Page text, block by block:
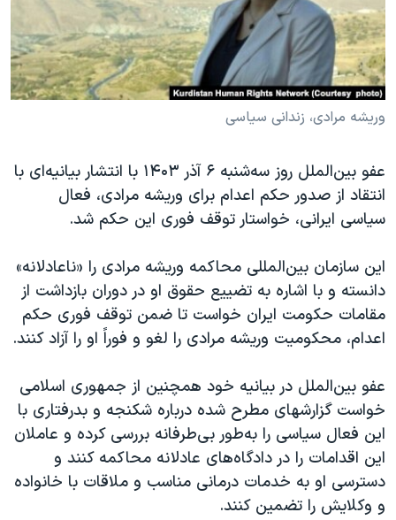
فرهنگ و زندگی
حقوق شهروندی
اقتصادی
علم و فناوری
گالری عکس
آرشیو پخش زنده
مستندها
انتخابات ریاست جمهوری آمریکا ۲۰۲۴
حمله جمهوری اسلامی به اسرائیل
رمز مهسا
اعتراضات زن، زندگی، آزادی
مجموعه مستندهای دادخواهی
دادگاه حمید نوری
چهل سال گروگان‌گیری
قانون شفافیت دارائی کادر رهبری ایران
اسرائیل در جنگ
نرگس محمدی برنده جایزه نوبل صلح
همایش محافظه‌کاران آمریکا «سی‌پک»
صفحه‌های ویژه
دنبال کنید
وریشه مرادی، زندانی سیاسی
عفو بین‌الملل روز سه‌شنبه ۶ آذر ۱۴۰۳ با انتشار بیانیه‌ای با
انتقاد از صدور حکم اعدام برای وریشه مرادی، فعال
سیاسی ایرانی، خواستار توقف فوری این حکم شد.
این سازمان بین‌المللی محاکمه وریشه مرادی را «ناعادلانه»
دانسته و با اشاره به تضییع حقوق او در دوران بازداشت از
مقامات حکومت ایران خواست تا ضمن توقف فوری حکم
اعدام، محکومیت وریشه مرادی را لغو و فوراً او را آزاد کنند.
عفو بین‌الملل در بیانیه خود همچنین از جمهوری اسلامی
خواست گزارشهای مطرح شده درباره شکنجه و بدرفتاری با
این فعال سیاسی را به‌طور بی‌طرفانه بررسی کرده و عاملان
این اقدامات را در دادگاه‌های عادلانه محاکمه کنند و
دسترسی او به خدمات درمانی مناسب و ملاقات با خانواده
و وکلایش را تضمین کنند.